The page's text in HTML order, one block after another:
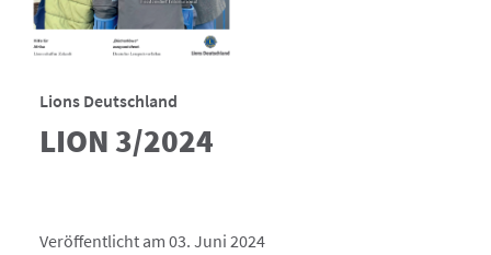
Lions Deutschland
LION 3/2024
Veröffentlicht am 03. Juni 2024